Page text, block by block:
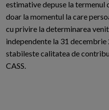
estimative depuse la termenul
doar la momentul la care
cu privire la determinarea
independente la 31
stabileste calitatea de
CASS.